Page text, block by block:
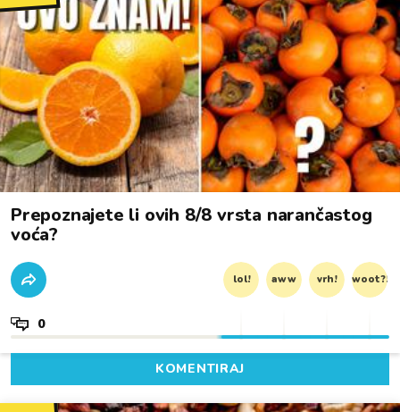
Prepoznajete li ovih 8/8 vrsta narančastog
voća?
lol! aww vrh! woot?!
0
KOMENTIRAJ